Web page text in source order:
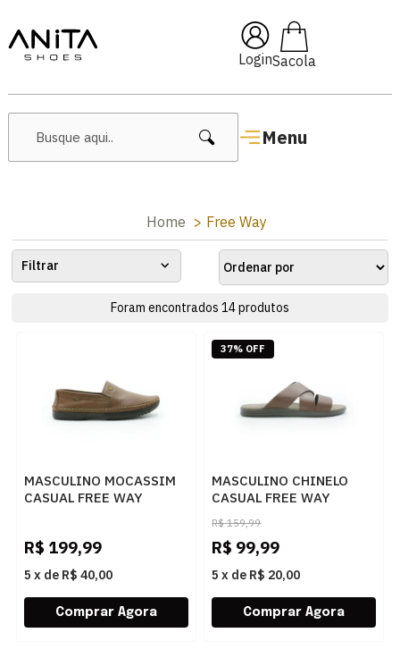
Login
Menu
🔥 Lançamentos Femininos
Home Free Way
Filtrar
Foram encontrados 14produtos
MASCULINO MOCASSIM
CASUAL FREE WAY
R$ 199,99
5 x de R$ 40,00
MASCULINO CHINELO
CASUAL FREE WAY
CANASTRA8 PATAGONIA
MACARANDUBA
R$ 159,99
R$ 99,99
5 x de R$ 20,00
37% OFF